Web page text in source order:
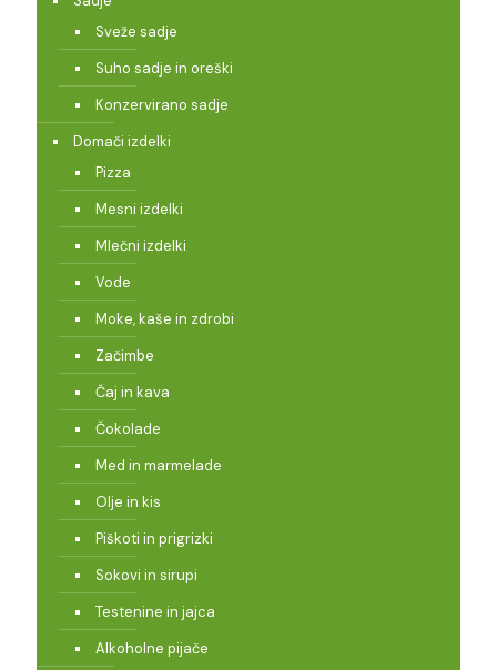
Sveže sadje
Suho sadje in oreški
Konzervirano sadje
Domači izdelki
Pizza
Mesni izdelki
Mlečni izdelki
Vode
Moke, kaše in zdrobi
Začimbe
Čaj in kava
Čokolade
Med in marmelade
Olje in kis
Piškoti in prigrizki
Sokovi in sirupi
Testenine in jajca
Alkoholne pijače